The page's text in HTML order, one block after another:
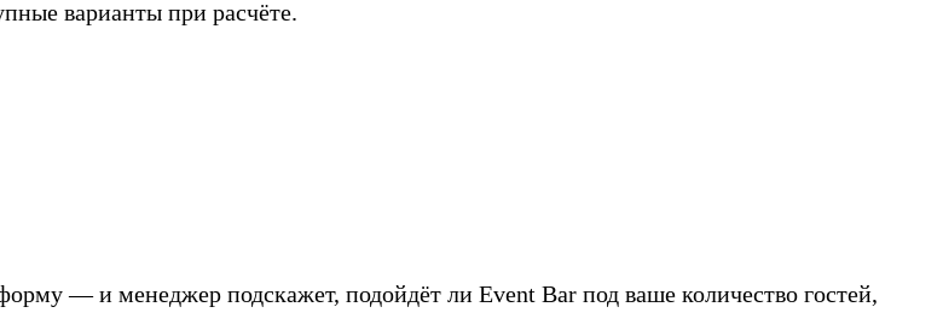
варианты при расчёте.
— и менеджер подскажет, подойдёт ли Event Bar под ваше количество гостей,